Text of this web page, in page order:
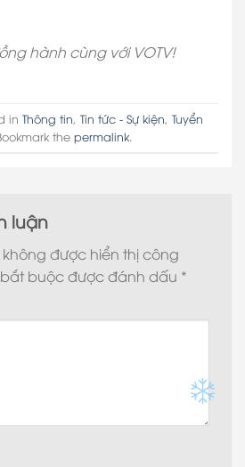
hành cùng với VOTV!
in Thông tin, Tin tức - Sự kiện, Tuyển
the permalink.
luận
được hiển thị công
buộc được đánh dấu *